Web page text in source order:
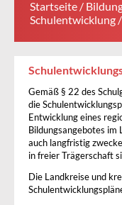
Startseite /
Schulentwicklung
Gemäß § 22 des
die
Entwicklung eines
Bildungsangebotes im
auch langfristig
in freier Trägerschaft
Die Landkreise und